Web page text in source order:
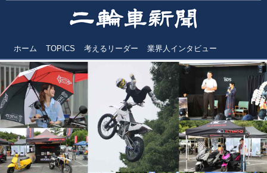
ホーム TOPICS 考えるリーダー 業界人インタビュー